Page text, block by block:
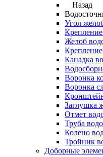
Назад
Угол
Желоб
Канадка
Воронка
Воронка
Заглушка
Отмет
Труба
Колено
Тройник
Доборные